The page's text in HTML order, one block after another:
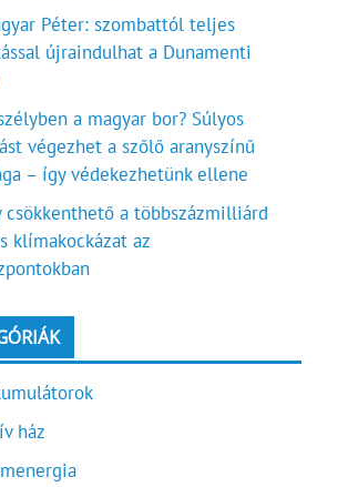
Péter: szombattól teljes
újraindulhat a Dunamenti
a magyar bor? Súlyos
végezhet a szőlő aranyszínű
– így védekezhetünk ellene
csökkenthető a többszázmilliárd
klímakockázat az
ház